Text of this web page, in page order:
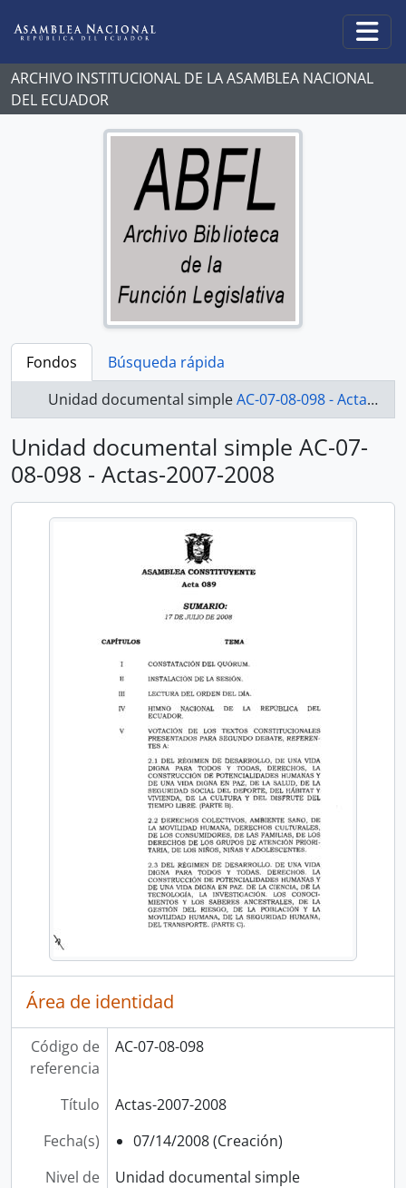
ARCHIVO INSTITUCIONAL DE LA ASAMBLEA NACIONAL
DEL ECUADOR
Fondos
Búsqueda rápida
Unidad documental simpleAC-07-08-098 - Actas-2007-2008
Unidad documental simple AC-07-
08-098 - Actas-2007-2008
Área de identidad
Código de
referencia
AC-07-08-098
Título
Actas-2007-2008
Fecha(s)
07/14/2008 (Creación)
Nivel de
Unidad documental simple